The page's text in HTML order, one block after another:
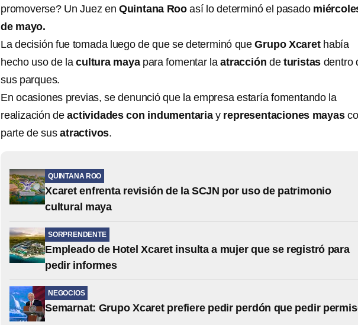
promoverse? Un Juez en Quintana Roo así lo determinó el pasado
de mayo.
La decisión fue tomada luego de que se determinó queGrupo Xcaret había
hecho uso de lacultura mayapara fomentar laatracción de turistas dentro
sus parques.
En ocasiones previas, se denunció que la empresa estaría fomentando la
realización deactividades con indumentariay representaciones mayas
parte de susatractivos.
QUINTANA ROO
Xcaret enfrenta revisión de la SCJN por uso de patrimonio
cultural maya
SORPRENDENTE
Empleado de Hotel Xcaret insulta a mujer que se registró para
pedir informes
NEGOCIOS
Semarnat: Grupo Xcaret prefiere pedir perdón que pedir